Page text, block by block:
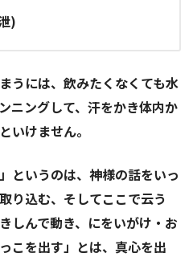
)
うには、飲みたくなくても水
ニングして、汗をかき体内か
いけません。
というのは、神様の話をいっ
り込む、そしてここで云う
しんで動き、にをいがけ・お
こを出す」とは、真心を出